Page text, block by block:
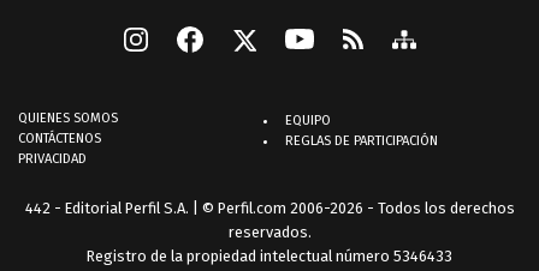
QUIENES SOMOS
CONTÁCTENOS
PRIVACIDAD
EQUIPO
REGLAS DE PARTICIPACIÓN
442 - Editorial Perfil S.A. | © Perfil.com 2006-2026 - Todos los derechos
reservados.
Registro de la propiedad intelectual número 5346433